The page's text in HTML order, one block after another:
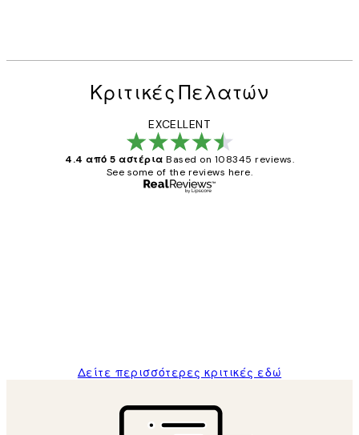
Κριτικές Πελατών
EXCELLENT
4.4 από 5 αστέρια Based on 108345 reviews.
See some of the reviews here.
Δείτε περισσότερες κριτικές εδώ